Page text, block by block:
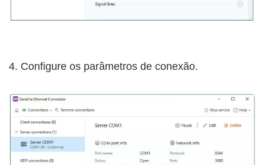
4. Configure os parâmetros de conexão.